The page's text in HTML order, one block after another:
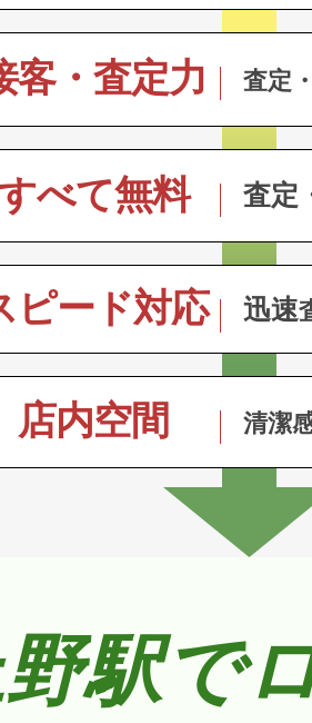
客・査定力 査定
べて無料 査定
ピード対応 迅速
店内空間 清潔
駅で